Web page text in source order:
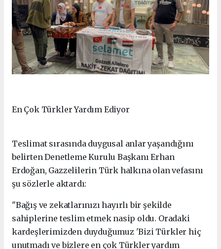
En Çok Türkler Yardım Ediyor
Teslimat sırasında duygusal anlar yaşandığını
belirten Denetleme Kurulu Başkanı Erhan
Erdoğan, Gazzelilerin Türk halkına olan vefasını
şu sözlerle aktardı:
"Bağış ve zekatlarınızı hayırlı bir şekilde
sahiplerine teslim etmek nasip oldu. Oradaki
kardeşlerimizden duyduğumuz 'Bizi Türkler hiç
unutmadı ve bizlere en çok Türkler yardım